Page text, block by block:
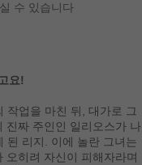
수 있습니다
요!
작업을 마친 뒤, 대가로 그
진짜 주인인 일리오스가 나
된 리지. 이에 놀란 그녀는
오히려 자신이 피해자라며